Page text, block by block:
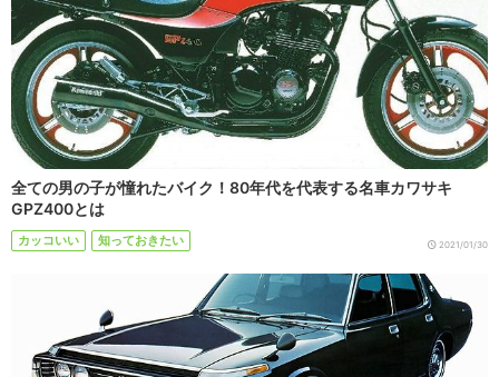
全ての男の子が憧れたバイク！80年代を代表する名車カワサキ
GPZ400とは
カッコいい 知っておきたい 2021/01/30